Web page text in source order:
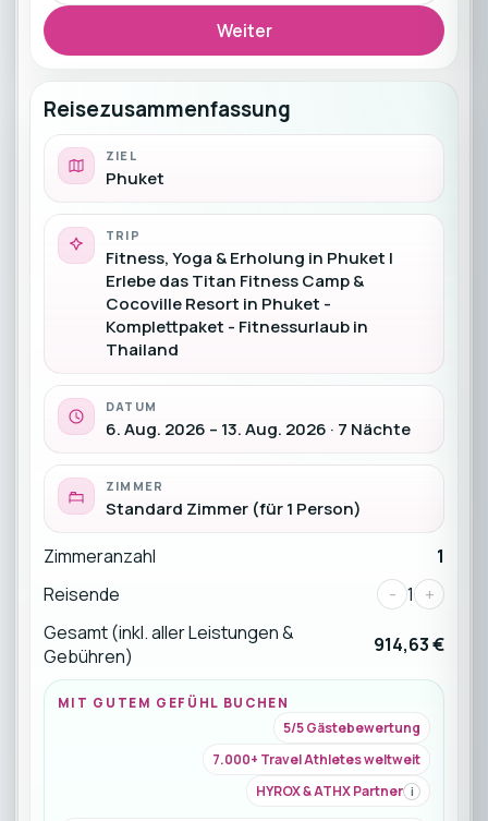
Weiter
Reisezusammenfassung
ZIEL
Phuket
TRIP
Fitness, Yoga & Erholung in Phuket |
Erlebe das Titan Fitness Camp &
Cocoville Resort in Phuket -
Komplettpaket - Fitnessurlaub in
Thailand
DATUM
6. Aug. 2026 – 13. Aug. 2026 · 7 Nächte
ZIMMER
Standard Zimmer (für 1 Person)
Zimmeranzahl
1
Reisende
- 1 +
Gesamt (inkl. aller Leistungen &
Gebühren)
914,63 €
MIT GUTEM GEFÜHL BUCHEN
5/5 Gästebewertung
7.000+ Travel Athletes weltweit
HYROX & ATHX Partner i